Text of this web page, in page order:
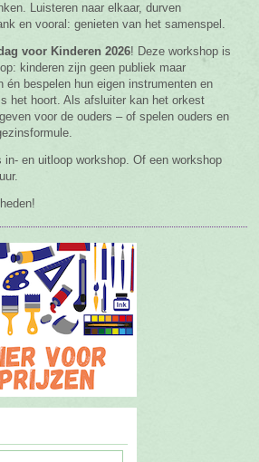
Luisteren naar elkaar, durven
en vooral: genieten van het samenspel.
voor Kinderen 2026! Deze workshop is
kinderen zijn geen publiek maar
én bespelen hun eigen instrumenten en
het hoort. Als afsluiter kan het orkest
voor de ouders – of spelen ouders en
in- en uitloop workshop. Of een workshop